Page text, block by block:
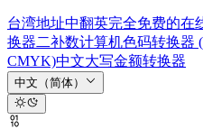
台湾地址中翻英完全免费的在
换器二补数计算机色码转换器
CMYK)中文大写金额转换器
中文（简体）